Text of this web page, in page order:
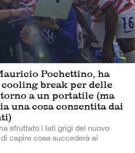
Pochettino, ha
break per delle
a un portatile (ma
una cosa consentita dai
sfruttato i lati grigi del nuovo
capire cosa succederà ai